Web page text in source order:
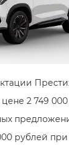
2 749
рублей